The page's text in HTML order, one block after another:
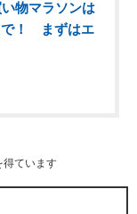
い物マラソンは
で！ まずはエ
ています